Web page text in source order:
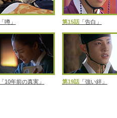
「噂」 第15話 「告白」
「10年前の真実」 第19話 「強い絆」